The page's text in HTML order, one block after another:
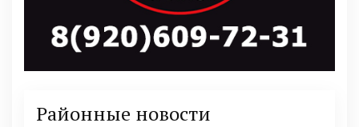
Районные новости